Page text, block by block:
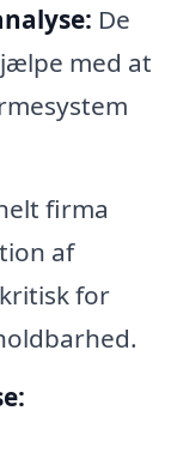
De
med at
firma
af
for